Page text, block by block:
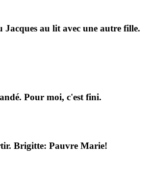
au lit avec une autre fille.
Pour moi, c'est fini.
Brigitte: Pauvre Marie!